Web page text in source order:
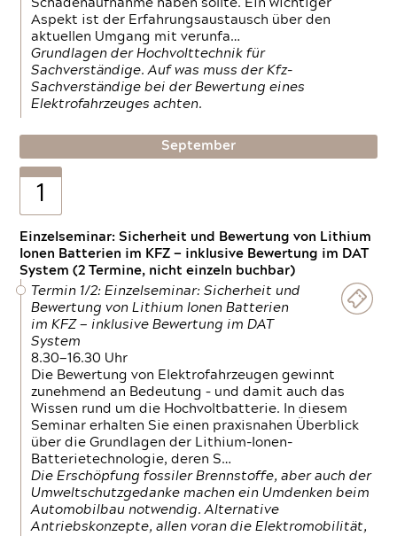
Schadenaufnahme haben sollte. Ein wichtiger
Aspekt ist der Erfahrungsaustausch über den
aktuellen Umgang mit verunfa…
Grundlagen der Hochvolttechnik für
Sachverständige. Auf was muss der Kfz-
Sachverständige bei der Bewertung eines
Elektrofahrzeuges achten.
September
1
Einzelseminar: Sicherheit und Bewertung von Lithium
Ionen Batterien im KFZ — inklusive Bewertung im DAT
System (2 Termine, nicht einzeln buchbar)
Termin 1/2: Einzelseminar: Sicherheit und
Bewertung von Lithium Ionen Batterien
im KFZ — inklusive Bewertung im DAT
System
8.30—16.30 Uhr
Die Bewertung von Elektrofahrzeugen gewinnt
zunehmend an Bedeutung – und damit auch das
Wissen rund um die Hochvoltbatterie. In diesem
Seminar erhalten Sie einen praxisnahen Überblick
über die Grundlagen der Lithium-Ionen-
Batterietechnologie, deren S…
Die Erschöpfung fossiler Brennstoffe, aber auch der
Umweltschutzgedanke machen ein Umdenken beim
Automobilbau notwendig. Alternative
Antriebskonzepte, allen voran die Elektromobilität,